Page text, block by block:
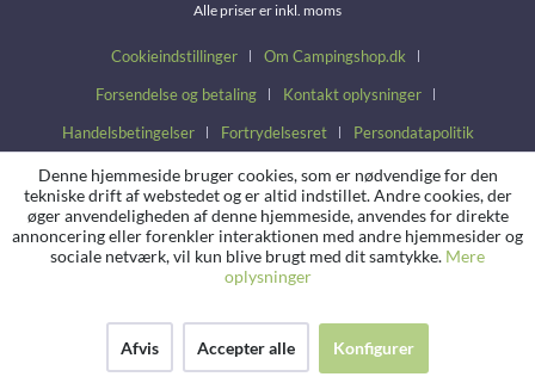
Alle priser er inkl. moms
Cookieindstillinger
Om Campingshop.dk
Forsendelse og betaling
Kontakt oplysninger
Handelsbetingelser
Fortrydelsesret Persondatapolitik
Denne hjemmeside bruger cookies, som er nødvendige for den
tekniske drift af webstedet og er altid indstillet. Andre cookies, der
øger anvendeligheden af denne hjemmeside, anvendes for direkte
annoncering eller forenkler interaktionen med andre hjemmesider og
sociale netværk, vil kun blive brugt med dit samtykke. Mere
oplysninger
Afvis Accepter alle Konfigurer